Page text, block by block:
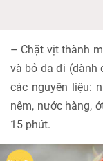
– Chặt vịt thành
và bỏ da đi (dành
các nguyên liệu:
nêm, nước hàng,
15 phút.